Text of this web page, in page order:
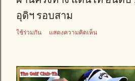
อุดิฯ รอบสาม
ใช้ร่วมกัน แสดงความคิดเห็น